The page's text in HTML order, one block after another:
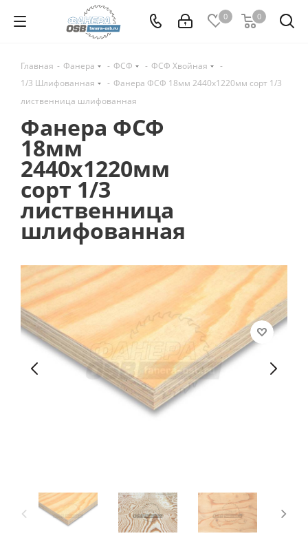
0 0
Главная - Фанера - ФСФ - ФСФ Хвойная
-
1/3 Шлифованная
- Фанера ФСФ 18мм 2440х1220мм сорт 1/3
лиственница шлифованная
Фанера ФСФ
18мм
2440х1220мм
сорт 1/3
лиственница
шлифованная